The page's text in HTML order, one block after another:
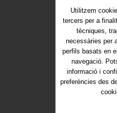
Utilitzem
tercers per a
tècniques,
necessàries per
perfils basats en
navegació.
informació i
preferències des